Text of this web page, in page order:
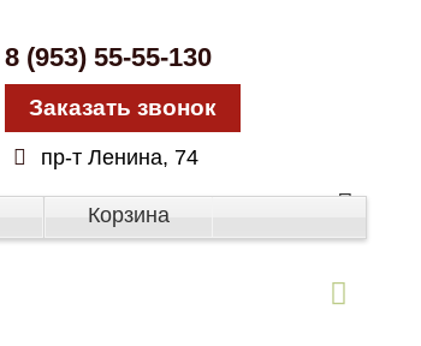
Корзина
8 (953) 55-55-130
Заказать звонок
пр-т Ленина, 74